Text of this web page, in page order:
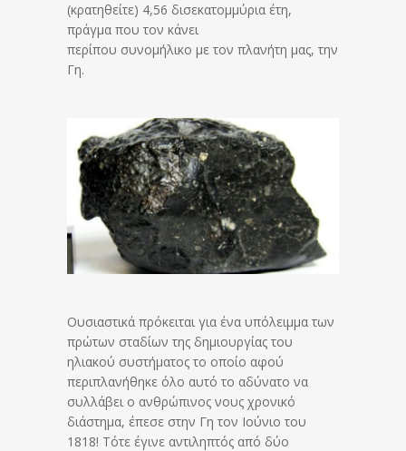
(κρατηθείτε) 4,56 δισεκατομμύρια έτη,
πράγμα που τον κάνει
περίπου συνομήλικο με τον πλανήτη μας, την
Γη.
Ουσιαστικά πρόκειται για ένα υπόλειμμα των
πρώτων σταδίων της δημιουργίας του
ηλιακού συστήματος το οποίο αφού
περιπλανήθηκε όλο αυτό το αδύνατο να
συλλάβει ο ανθρώπινος νους χρονικό
διάστημα, έπεσε στην Γη τον Ιούνιο του
1818! Τότε έγινε αντιληπτός από δύο